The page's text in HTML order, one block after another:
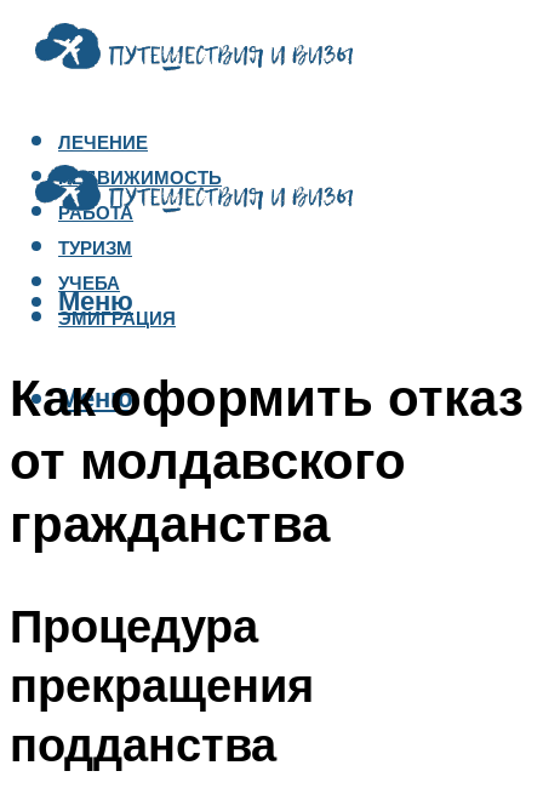
ЛЕЧЕНИЕ
НЕДВИЖИМОСТЬ
РАБОТА
ТУРИЗМ
УЧЕБА
ЭМИГРАЦИЯ
Меню
Меню
Как оформить отказ
от молдавского
гражданства
Процедура
прекращения
подданства